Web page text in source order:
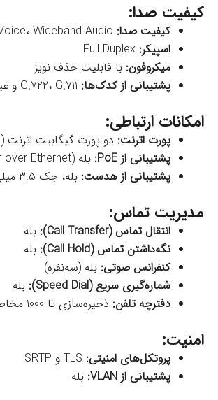
کیفیت صدا:
کیفیت صدا:
اسپیکر:
میکروفون: با قابلیت حذف نویز
پشتیبانی از کدک‌ها:
امکانات ارتباطی:
پورت اترنت: دو پورت گیگابیت اترنت (10/100/1000 Mbps)
پشتیبانی از PoE:
بله (Power over Ethernet)
پشتیبانی از هدست: بله، جک 3.5 میلی‌متری
مدیریت تماس:
انتقال تماس (Call Transfer):
بله
نگه‌داشتن تماس (Call Hold):
بله
کنفرانس صوتی: بله (سه‌نفره)
شماره‌گیری سریع (Speed Dial):
بله
دفترچه تلفن: ذخیره‌سازی تا 1000 مخاطب
امنیت:
پروتکل‌های امنیتی:
پشتیبانی از VLAN:
بله